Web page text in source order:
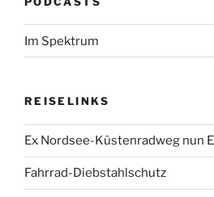
Im Spektrum
REISELINKS
Ex Nordsee-Küstenradweg nun
Fahrrad-Diebstahlschutz